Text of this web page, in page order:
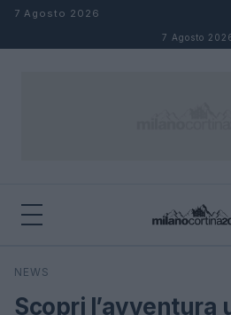
Salta al contenuto
7 Agosto 2026
7 Agosto
Cerca
NEWS
Scopri l’avventura